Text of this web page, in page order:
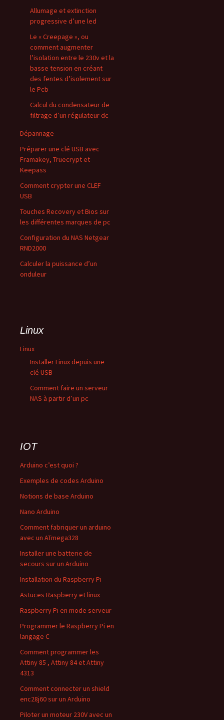
Allumage et extinction
progressive d’une led
Le « Creepage », ou
comment augmenter
l’isolation entre le 230v et la
basse tension en créant
des fentes d’isolement sur
le Pcb
Calcul du condensateur de
filtrage d’un régulateur dc
Dépannage
Préparer une clé USB avec
Framakey, Truecrypt et
Keepass
Comment crypter une CLEF
USB
Touches Recovery et Bios sur
les différentes marques de pc
Configuration du NAS Netgear
RND2000
Calculer la puissance d’un
onduleur
Linux
Linux
Installer Linux depuis une
clé USB
Comment faire un serveur
NAS à partir d’un pc
IOT
Arduino c’est quoi ?
Exemples de codes Arduino
Notions de base Arduino
Nano Arduino
Comment fabriquer un arduino
avec un ATmega328
Installer une batterie de
secours sur un Arduino
Installation du Raspberry Pi
Astuces Raspberry et linux
Raspberry Pi en mode serveur
Programmer le Raspberry Pi en
langage C
Comment programmer les
Attiny 85 , Attiny 84 et Attiny
4313
Comment connecter un shield
enc28j60 sur un Arduino
Piloter un moteur 230V avec un